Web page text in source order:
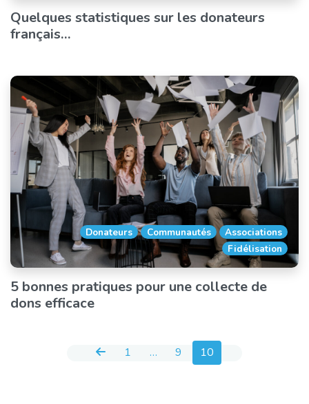
Quelques statistiques sur les donateurs
français…
Donateurs Communautés
Associations
Fidélisation
5 bonnes pratiques pour une collecte de
dons efficace
Pagination des publications
1 … 9 10